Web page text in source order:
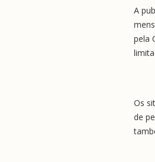
A
pela
Os
de